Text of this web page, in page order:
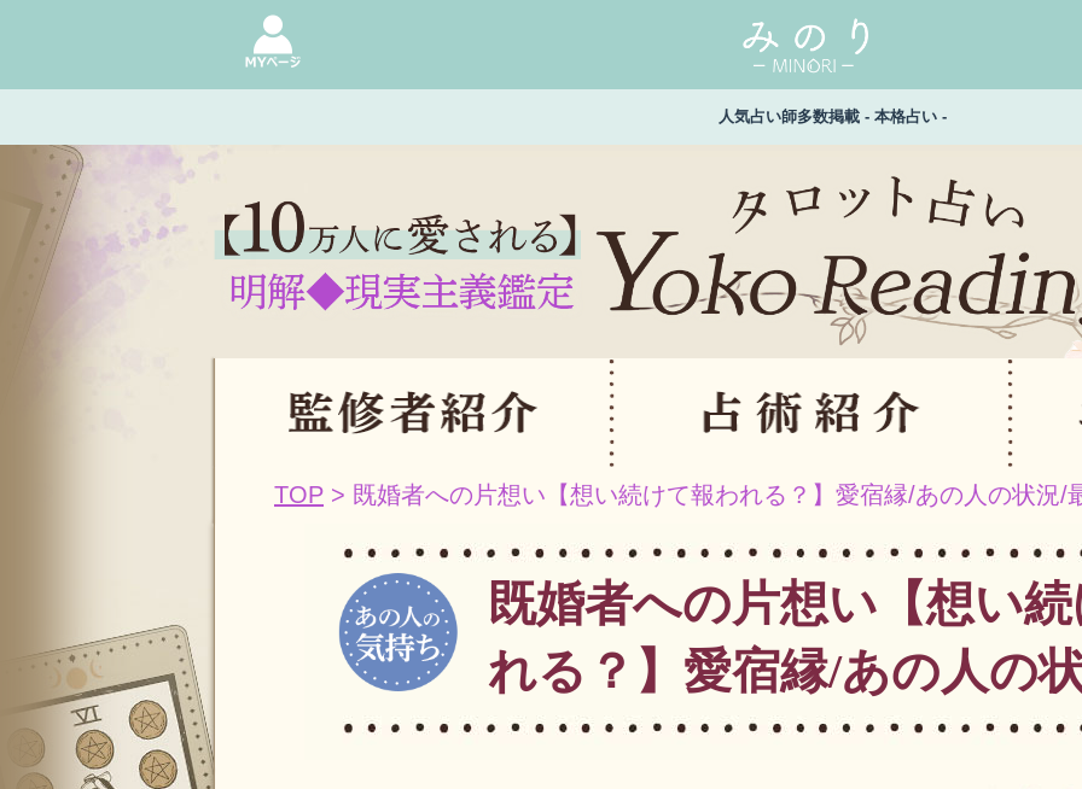
人気占い師多数掲載 - 本格占い -
TOP > 既婚者への片想い【想い続けて報われる？】愛宿縁/あの人の状況/
既婚者への片想い【想い
れる？】愛宿縁/あの人の